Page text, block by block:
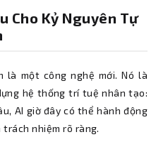
Cho Kỷ Nguyên Tự
là một công nghệ mới. Nó là
hệ thống trí tuệ nhân tạo:
AI giờ đây có thể hành động
nhiệm rõ ràng.